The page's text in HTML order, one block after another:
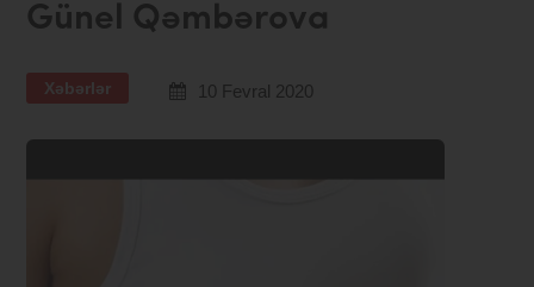
Günel Qəmbərova
Xəbərlər 10 Fevral 2020